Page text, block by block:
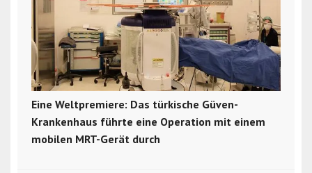
Eine Weltpremiere: Das türkische Güven-
Krankenhaus führte eine Operation mit einem
mobilen MRT-Gerät durch